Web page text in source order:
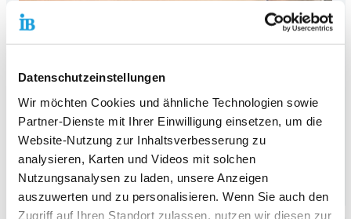
Datenschutzeinstellungen
Wir möchten Cookies und ähnliche Technologien sowie
Partner-Dienste mit Ihrer Einwilligung einsetzen, um die
Website-Nutzung zur Inhaltsverbesserung zu
analysieren, Karten und Videos mit solchen
Nutzungsanalysen zu laden, unsere Anzeigen
auszuwerten und zu personalisieren. Wenn Sie auch den
Zugriff auf Ihren Standort zulassen, nutzen wir diesen zur
Politische Bildung im IB
Demokratie ist keine Selbstverständlichkeit – sie braucht
politische Bildung!
Hier klicken und mehr zu den Angeboten und aktuellen
Workshops erfahren!